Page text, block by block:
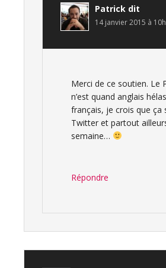
Patrick dit
14 janvier 2015 à
Merci de ce soutien. Le
n’est quand anglais
français, je crois que ça
Twitter et partout
semaine…
Répondre